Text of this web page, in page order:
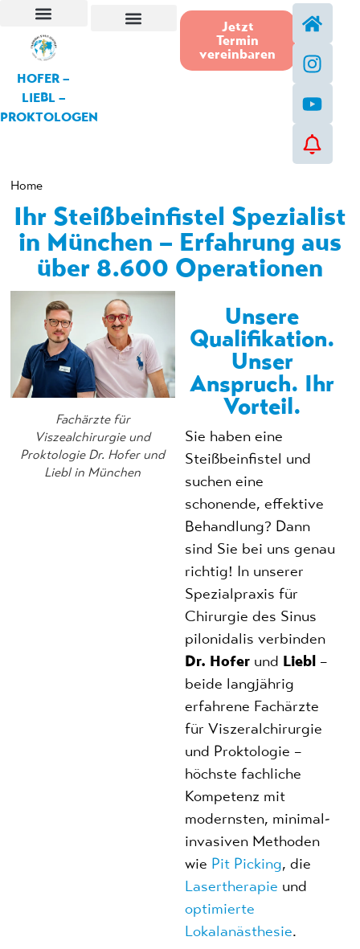
HOFER –
LIEBL –
PROKTOLOGEN
Jetzt
Termin
vereinbaren
Home
Ihr Steißbeinfistel Spezialist
in München – Erfahrung aus
über 8.600 Operationen
Fachärzte für
Viszealchirurgie und
Proktologie Dr. Hofer und
Liebl in München
Unsere
Qualifikation.
Unser
Anspruch. Ihr
Vorteil.
Sie haben eine
Steißbeinfistel und
suchen eine
schonende, effektive
Behandlung? Dann
sind Sie bei uns genau
richtig! In unserer
Spezialpraxis für
Chirurgie des Sinus
pilonidalis verbinden
Dr. Hofer und Liebl –
beide langjährig
erfahrene Fachärzte
für Viszeralchirurgie
und Proktologie –
höchste fachliche
Kompetenz mit
modernsten, minimal-
invasiven Methoden
wie Pit Picking, die
Lasertherapie und
optimierte
Lokalanästhesie.